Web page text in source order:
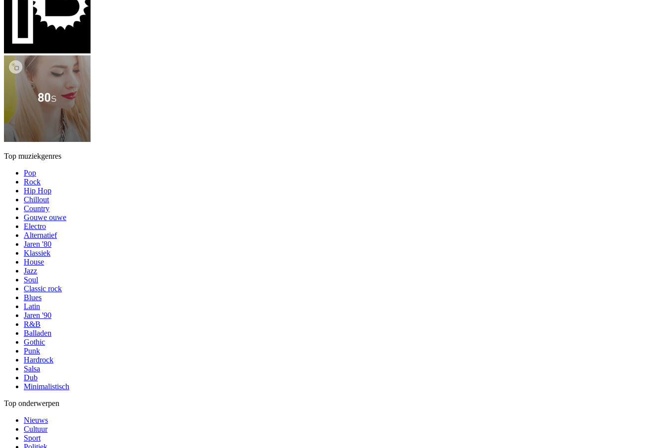
Top muziekgenres
Pop
Rock
Hip Hop
Chillout
Country
Gouwe ouwe
Electro
Alternatief
Jaren '80
Klassiek
House
Jazz
Soul
Classic rock
Blues
Latin
Jaren '90
R&B
Balladen
Gothic
Punk
Hardrock
Salsa
Dub
Minimalistisch
Top onderwerpen
Nieuws
Cultuur
Sport